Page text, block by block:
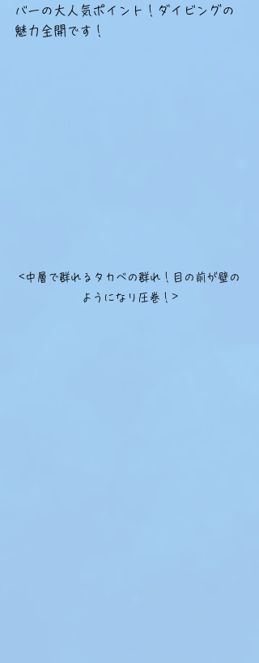
バーの大人気ポイント！ダイビングの
魅力全開です！
<中層で群れるタカベの群れ！目の前が壁の
ようになり圧巻！>